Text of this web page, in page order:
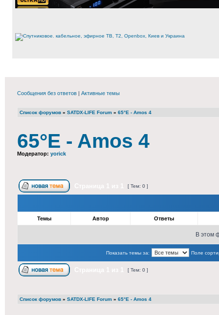
Сообщения без ответов | Активные темы
Список форумов » SATDX-LIFE Forum » 65°E - Amos 4
65°E - Amos 4
Модератор: yorick
[ Тем: 0 ]
Темы Автор Ответы
В этом
Показать темы за: Поле
[ Тем: 0 ]
Список форумов » SATDX-LIFE Forum » 65°E - Amos 4